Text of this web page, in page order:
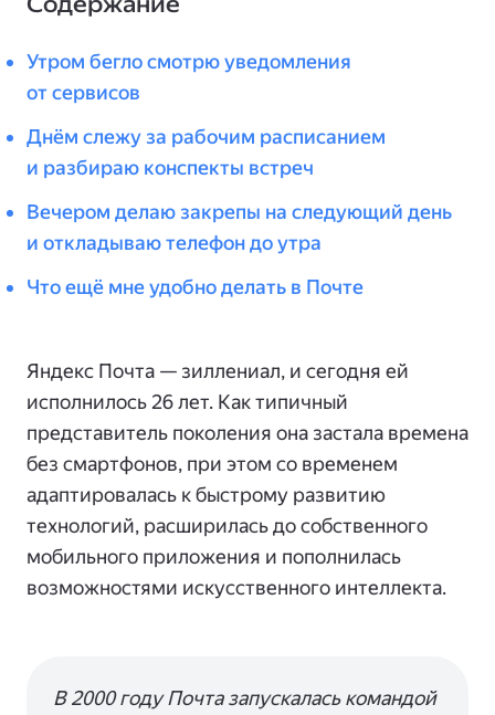
Утром бегло смотрю уведомления
от сервисов
Днём слежу за рабочим расписанием
и разбираю конспекты встреч
Вечером делаю закрепы на следующий день
и откладываю телефон до утра
Что ещё мне удобно делать в Почте
Яндекс Почта — зиллениал, и сегодня ей
исполнилось 26 лет. Как типичный
представитель поколения она застала времена
без смартфонов, при этом со временем
адаптировалась к быстрому развитию
технологий, расширилась до собственного
мобильного приложения и пополнилась
возможностями искусственного интеллекта.
В 2000 году Почта запускалась командой